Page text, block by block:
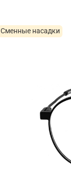
Сменные насадки